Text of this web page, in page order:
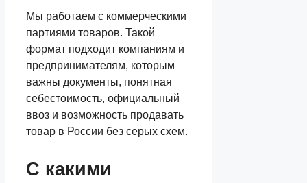
Мы работаем с коммерческими
партиями товаров. Такой
формат подходит компаниям и
предпринимателям, которым
важны документы, понятная
себестоимость, официальный
ввоз и возможность продавать
товар в России без серых схем.
С какими